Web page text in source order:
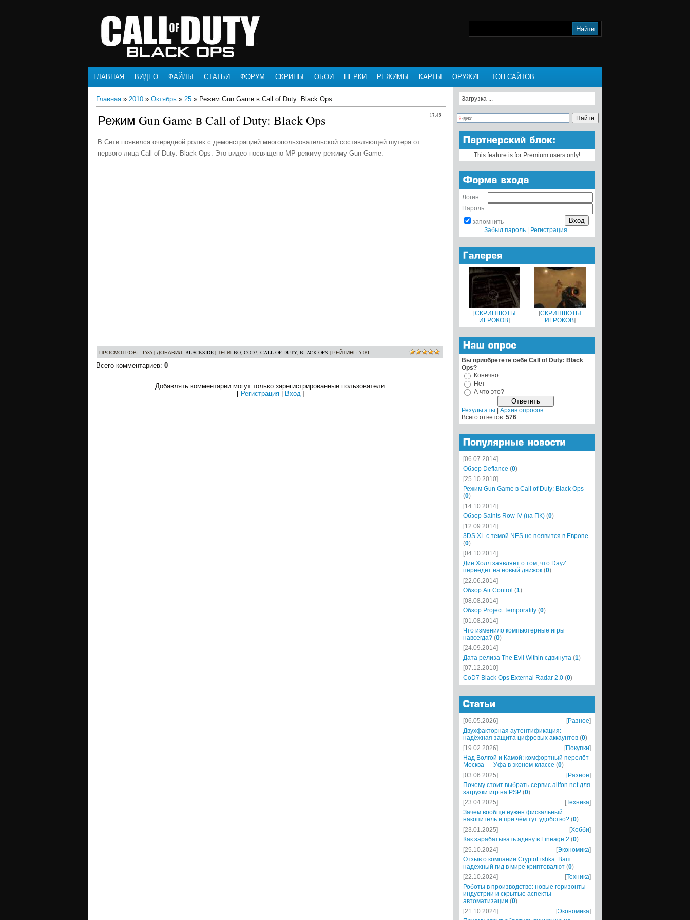
ГЛАВНАЯ ВИДЕО ФАЙЛЫ СТАТЬИ ФОРУМ СКРИНЫ ОБОИ ПЕРКИ РЕЖИМЫ КАРТЫ ОРУЖИЕ ТОП САЙТОВ
Главная » 2010 » Октябрь » 25 » Режим Gun Game в Call of Duty: Black Ops
17:45
Режим Gun Game в Call of Duty: Black Ops
В Сети появился очередной ролик с демонстрацией многопользовательской составляющей шутера от
первого лица Call of Duty: Black Ops. Это видео посвящено MP-режиму режиму Gun Game.
ПРОСМОТРОВ: 11585 | ДОБАВИЛ: BLACKSIDE | ТЕГИ: BO, COD7, CALL OF DUTY, BLACK OPS | РЕЙТИНГ: 5.0/1
Всего комментариев: 0
Добавлять комментарии могут только зарегистрированные пользователи.
[ Регистрация Вход ]
Загрузка ...
This feature is for Premium users only!
Логин:
Пароль:
запомнить
Забыл пароль| Регистрация
[СКРИНШОТЫ
ИГРОКОВ]
[СКРИНШОТЫ
ИГРОКОВ]
Вы приобретёте себе Call of Duty: Black
Ops?
Конечно
Нет
А что это?
Результаты
Архив опросов
Всего ответов: 576
[06.07.2014]
Обзор Defiance (0)
[25.10.2010]
Режим Gun Game в Call of Duty: Black Ops
(0)
[14.10.2014]
Обзор Saints Row IV (на ПК) (0)
[12.09.2014]
3DS XL с темой NES не появится в Европе
(0)
[04.10.2014]
Дин Холл заявляет о том, что DayZ
переедет на новый движок (0)
[22.06.2014]
Обзор Air Control (1)
[08.08.2014]
Обзор Project Temporality (0)
[01.08.2014]
Что изменило компьютерные игры
навсегда? (0)
[24.09.2014]
Дата релиза The Evil Within сдвинута (1)
[07.12.2010]
CoD7 Black Ops External Radar 2.0 (0)
[06.05.2026] [Разное]
Двухфакторная аутентификация:
надёжная защита цифровых аккаунтов (0)
[19.02.2026]
[Покупки]
Над Волгой и Камой: комфортный перелёт
Москва — Уфа в эконом-классе (0)
[03.06.2025]
[Разное]
Почему стоит выбрать сервис allfon.net для
загрузки игр на PSP (0)
[23.04.2025]
[Техника]
Зачем вообще нужен фискальный
накопитель и при чём тут удобство? (0)
[23.01.2025]
[Хобби]
Как зарабатывать адену в Lineage 2 (0)
[25.10.2024]
[Экономика]
Отзыв о компании CryptoFishka: Ваш
надежный гид в мире криптовалют (0)
[22.10.2024]
[Техника]
Роботы в производстве: новые горизонты
индустрии и скрытые аспекты
автоматизации (0)
[21.10.2024]
[Экономика]